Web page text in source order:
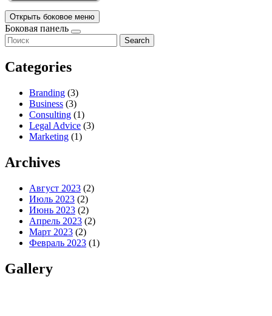
Открыть боковое меню
Боковая панель
Search
Categories
Branding (3)
Business (3)
Consulting (1)
Legal Advice (3)
Marketing (1)
Archives
Август 2023 (2)
Июль 2023 (2)
Июнь 2023 (2)
Апрель 2023 (2)
Март 2023 (2)
Февраль 2023 (1)
Gallery